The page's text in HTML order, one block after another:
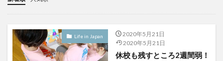
Life in Japan
2020年5月21日
2020年5月21日
休校も残すところ2週間弱！